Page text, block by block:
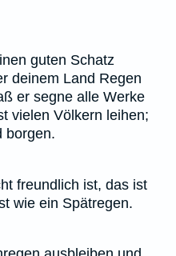
guten Schatz
deinem Land Regen
er segne alle Werke
vielen Völkern leihen;
borgen.
freundlich ist, das ist
wie ein Spätregen.